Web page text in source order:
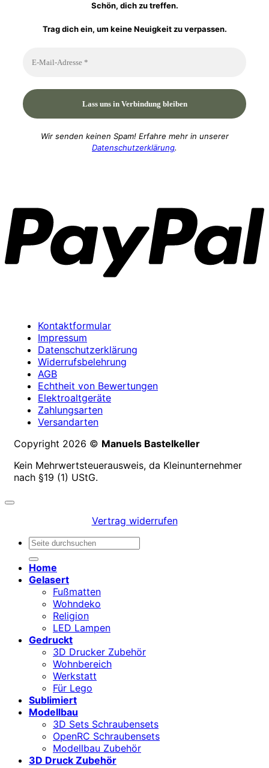
Schön, dich zu treffen.
Trag dich ein, um keine Neuigkeit zu verpassen.
Wir senden keinen Spam! Erfahre mehr in unserer
Datenschutzerklärung.
Kontaktformular
Impressum
Datenschutzerklärung
Widerrufsbelehrung
AGB
Echtheit von Bewertungen
Elektroaltgeräte
Zahlungsarten
Versandarten
Copyright 2026 © Manuels Bastelkeller
Kein Mehrwertsteuerausweis, da Kleinunternehmer
nach §19 (1) UStG.
Vertrag widerrufen
Suchen
Home
Gelasert
Fußmatten
Wohndeko
Religion
LED Lampen
Gedruckt
3D Drucker Zubehör
Wohnbereich
Werkstatt
Für Lego
Sublimiert
Modellbau
3D Sets Schraubensets
OpenRC Schraubensets
Modellbau Zubehör
3D Druck Zubehör